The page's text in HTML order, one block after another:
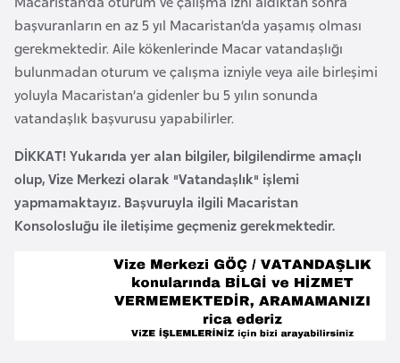
başvuranların en az 5 yıl Macaristan’da yaşamış olması
gerekmektedir. Aile kökenlerinde Macar vatandaşlığı
bulunmadan oturum ve çalışma izniyle veya aile birleşimi
yoluyla Macaristan’a gidenler bu 5 yılın sonunda
vatandaşlık başvurusu yapabilirler.
DİKKAT! Yukarıda yer alan bilgiler, bilgilendirme amaçlı
olup, Vize Merkezi olarak "Vatandaşlık" işlemi
yapmamaktayız. Başvuruyla ilgili Macaristan
Konsolosluğu ile iletişime geçmeniz gerekmektedir.
k
C
u
m
h
r
i
y
e